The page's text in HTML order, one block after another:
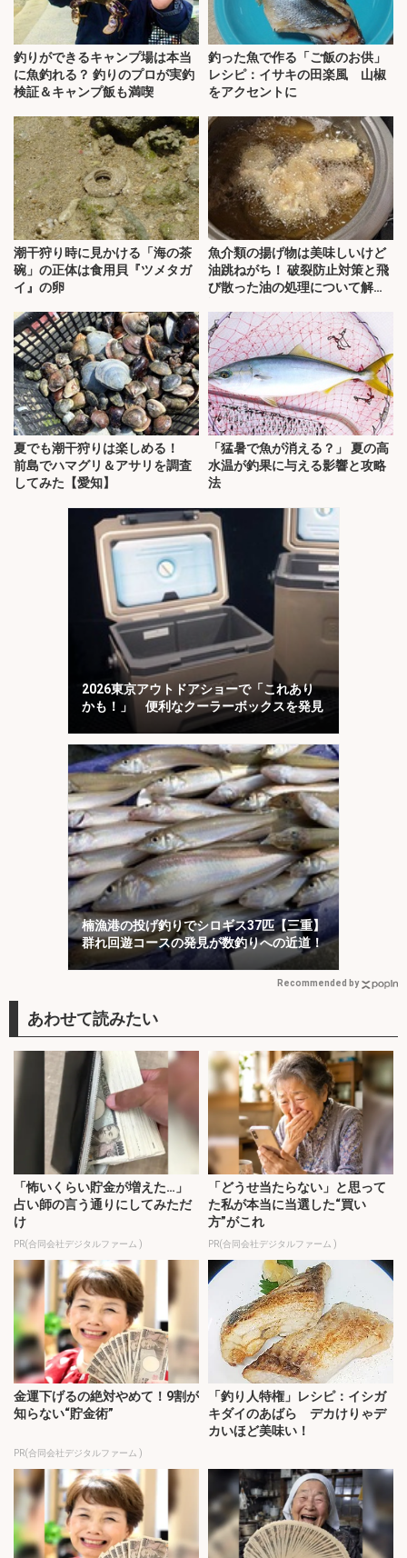
釣りができるキャンプ場は本当
に魚釣れる？ 釣りのプロが実釣
検証＆キャンプ飯も満喫
釣った魚で作る「ご飯のお供」
レシピ：イサキの田楽風 山椒
をアクセントに
潮干狩り時に見かける「海の茶
碗」の正体は食用貝『ツメタガ
イ』の卵
魚介類の揚げ物は美味しいけど
油跳ねがち！ 破裂防止対策と飛
び散った油の処理について解
夏でも潮干狩りは楽しめる！
前島でハマグリ＆アサリを調査
してみた【愛知】
「猛暑で魚が消える？」 夏の高
水温が釣果に与える影響と攻略
法
2026東京アウトドアショーで「これあり
かも！」 便利なクーラーボックスを発見
楠漁港の投げ釣りでシロギス37匹【三重】
群れ回遊コースの発見が数釣りへの近道！
Recommended by
「怖いくらい貯金が増えた…」
占い師の言う通りにしてみただ
け
PR(合同会社デジタルファーム )
「どうせ当たらない」と思って
た私が本当に当選した“買い
方”がこれ
PR(合同会社デジタルファーム )
金運下げるの絶対やめて！9割が
知らない“貯金術”
PR(合同会社デジタルファーム )
「釣り人特権」レシピ：イシガ
キダイのあばら デカけりゃデ
カいほど美味い！